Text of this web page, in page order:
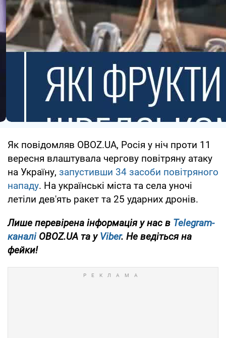
Як повідомляв OBOZ.UA, Росія у ніч проти 11
вересня влаштувала чергову повітряну атаку
на Україну, запустивши 34 засоби повітряного
нападу. На українські міста та села уночі
летіли дев'ять ракет та 25 ударних дронів.
Лише перевірена інформація у нас в Telegram-
каналіOBOZ.UA та уViber. Не ведіться на
фейки!